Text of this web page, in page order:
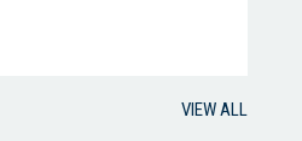
VIEW ALL